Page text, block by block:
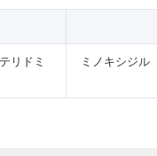
リドミ
ミノキシジル